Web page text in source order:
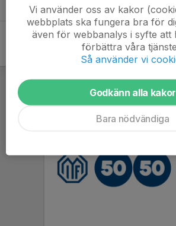
Vi använder oss av kakor
webbplats ska fungera bra för
även för webbanalys i syfte att
förbättra våra
Så använder vi
Godkänn alla kakor
Bara nödvändiga